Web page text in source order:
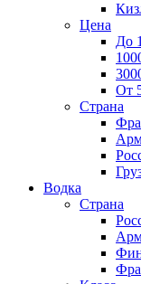
Цена
До
От
Страна
Водка
Страна